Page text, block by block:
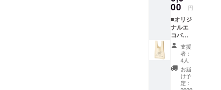
でお知
らせく
ださ
い。 ■
上映前
のオー
プニン
グクレ
ジット
映像に
掲載 ※
ンク）
をご提
供いた
しま
す。 ※
シア
ターチ
ケット
は付い
ており
ません
00 円
■オリジ
ナルエ
コバッ
クご提
供 ※ロ
ゴマー
ク入り
のオリ
ジナル
支援
者：
4人
お届
け予
定：